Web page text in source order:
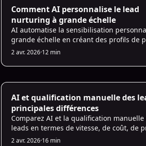
AI Sales Infrastructure
Comment AI personnalise le lead
nurturing à grande échelle
AI automatise la sensibilisation
grande échelle en créant des profils de
dynamiques, en déclenchant des suivis
hiérarchisant les prospects avec une
2 avr. 2026·12 min
AI Lead Scoring
AI et qualification manuelle des
principales différences
Comparez AI et la qualification manuelle
leads en termes de vitesse, de coût, de
d'évolutivité et lorsqu'une approche
2 avr. 2026·16 min